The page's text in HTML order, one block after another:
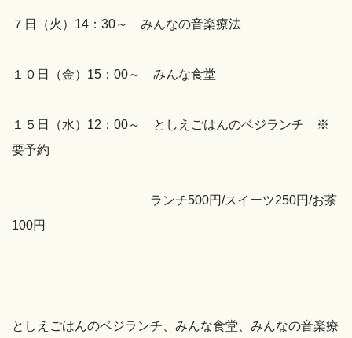
７日（火）14：30～ みんなの音楽療法
１０日（金）15：00～ みんな食堂
１５日（水）12：00～ としえごはんのベジランチ ※
要予約
ランチ500円/スイーツ250円/お茶
100円
としえごはんのベジランチ、みんな食堂、みんなの音楽療